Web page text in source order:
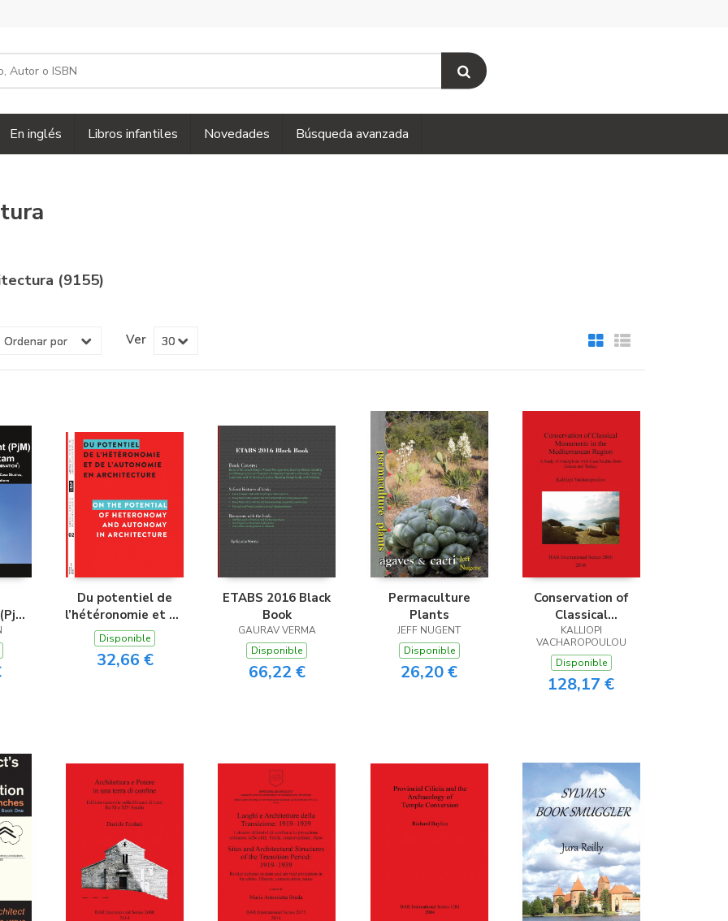
En inglés Libros infantiles Novedades Búsqueda avanzada
(9155)
Ver
Du potentiel de
l’hétéronomie et de
l’autonomie en
architecture / On
the Potential of
Disponible
32,66 €
ETABS 2016 Black
Book
GAURAV VERMA
Disponible
66,22 €
Permaculture
Plants
JEFF NUGENT
Disponible
26,20 €
Conservation of
Classical
Monuments in the
Mediterranean
Region
KALLIOPI
VACHAROPOULOU
Disponible
128,17 €